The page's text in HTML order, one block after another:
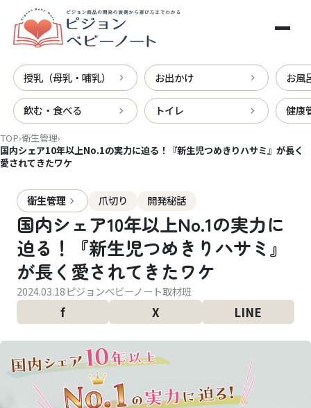
メインコンテンツへスキップ
授乳（母乳・哺乳）
飲む・食べる
お出かけ
トイレ
お風
健康
TOP›衛生管理›
国内シェア10年以上No.1の実力に迫る！『新生児つめきりハサミ』が長く
愛されてきたワケ
衛生管理 爪切り 開発秘話
国内シェア10年以上No.1の実力に
迫る！『新生児つめきりハサミ』
が長く愛されてきたワケ
2024.03.18ピジョンベビーノート取材班
f X LINE